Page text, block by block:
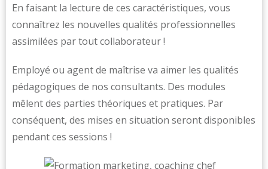
En faisant la lecture de ces caractéristiques, vous
connaîtrez les nouvelles qualités professionnelles
assimilées par tout collaborateur !
Employé ou agent de maîtrise va aimer les qualités
pédagogiques de nos consultants. Des modules
mêlent des parties théoriques et pratiques. Par
conséquent, des mises en situation seront disponibles
pendant ces sessions !